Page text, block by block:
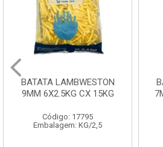
BATATA LAMBWESTON
9MM 6X2.5KG CX 15KG
Código: 17795
Embalagem: KG/2,5